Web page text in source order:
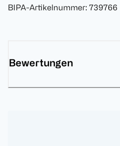
BIPA-Artikelnummer: 739766
Bewertungen